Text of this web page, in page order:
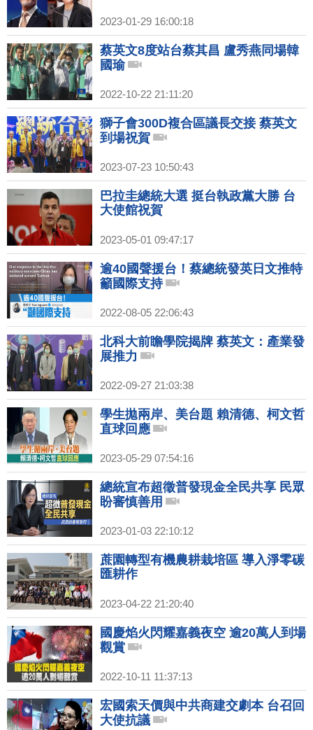
2023-01-29 16:00:18
蔡英文8度站台蔡其昌 盧秀燕同場韓
國瑜
2022-10-22 21:11:20
獅子會300D複合區議長交接 蔡英文
到場祝賀
2023-07-23 10:50:43
巴拉圭總統大選 挺台執政黨大勝 台
大使館祝賀
2023-05-01 09:47:17
逾40國聲援台！蔡總統發英日文推特
籲國際支持
2022-08-05 22:06:43
北科大前瞻學院揭牌 蔡英文：產業發
展推力
2022-09-27 21:03:38
學生拋兩岸、美台題 賴清德、柯文哲
直球回應
2023-05-29 07:54:16
總統宣布超徵普發現金全民共享 民眾
盼審慎善用
2023-01-03 22:10:12
蔗園轉型有機農耕栽培區 導入淨零碳
匯耕作
2023-04-22 21:20:40
國慶焰火閃耀嘉義夜空 逾20萬人到場
觀賞
2022-10-11 11:37:13
宏國索天價與中共商建交劇本 台召回
大使抗議